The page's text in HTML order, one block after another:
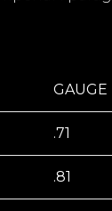
GAUGE
.71
.81